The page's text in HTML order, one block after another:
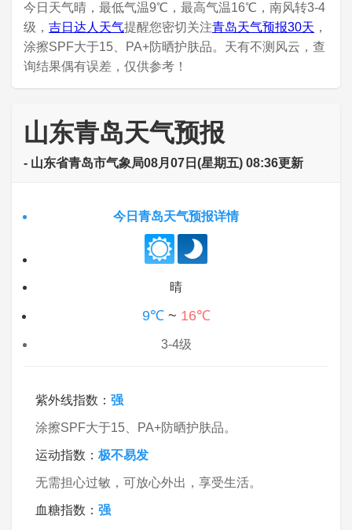
今日天气晴，最低气温9℃，最高气温16℃，南风转3-4
级， 吉日达人天气提醒您密切关注青岛天气预报30天 ，
涂擦SPF大于15、PA+防晒护肤品。天有不测风云，查
询结果偶有误差，仅供参考！
山东青岛天气预报
- 山东省青岛市气象局08月07日(星期五) 08:36更新
今日青岛天气预报详情
晴
9℃~ 16℃
3-4级
紫外线指数： 强
涂擦SPF大于15、PA+防晒护肤品。
运动指数： 极不易发
无需担心过敏，可放心外出，享受生活。
血糖指数： 强